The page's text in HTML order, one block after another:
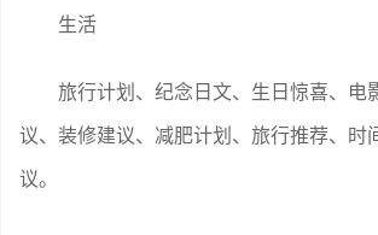
生活
旅行计划、纪念日文、生日惊喜、电
议、装修建议、减肥计划、旅行推荐、时
议。